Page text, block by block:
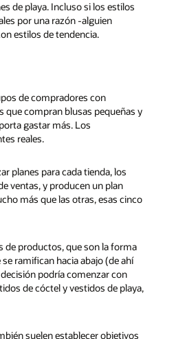
de playa. Incluso si los estilos
por una razón -alguien
estilos de tendencia.
de compradores con
que compran blusas pequeñas y
gastar más. Los
reales.
planes para cada tienda, los
ventas, y producen un plan
más que las otras, esas cinco
de productos, que son la forma
ramifican hacia abajo (de ahí
podría comenzar con
de cóctel y vestidos de playa,
suelen establecer objetivos